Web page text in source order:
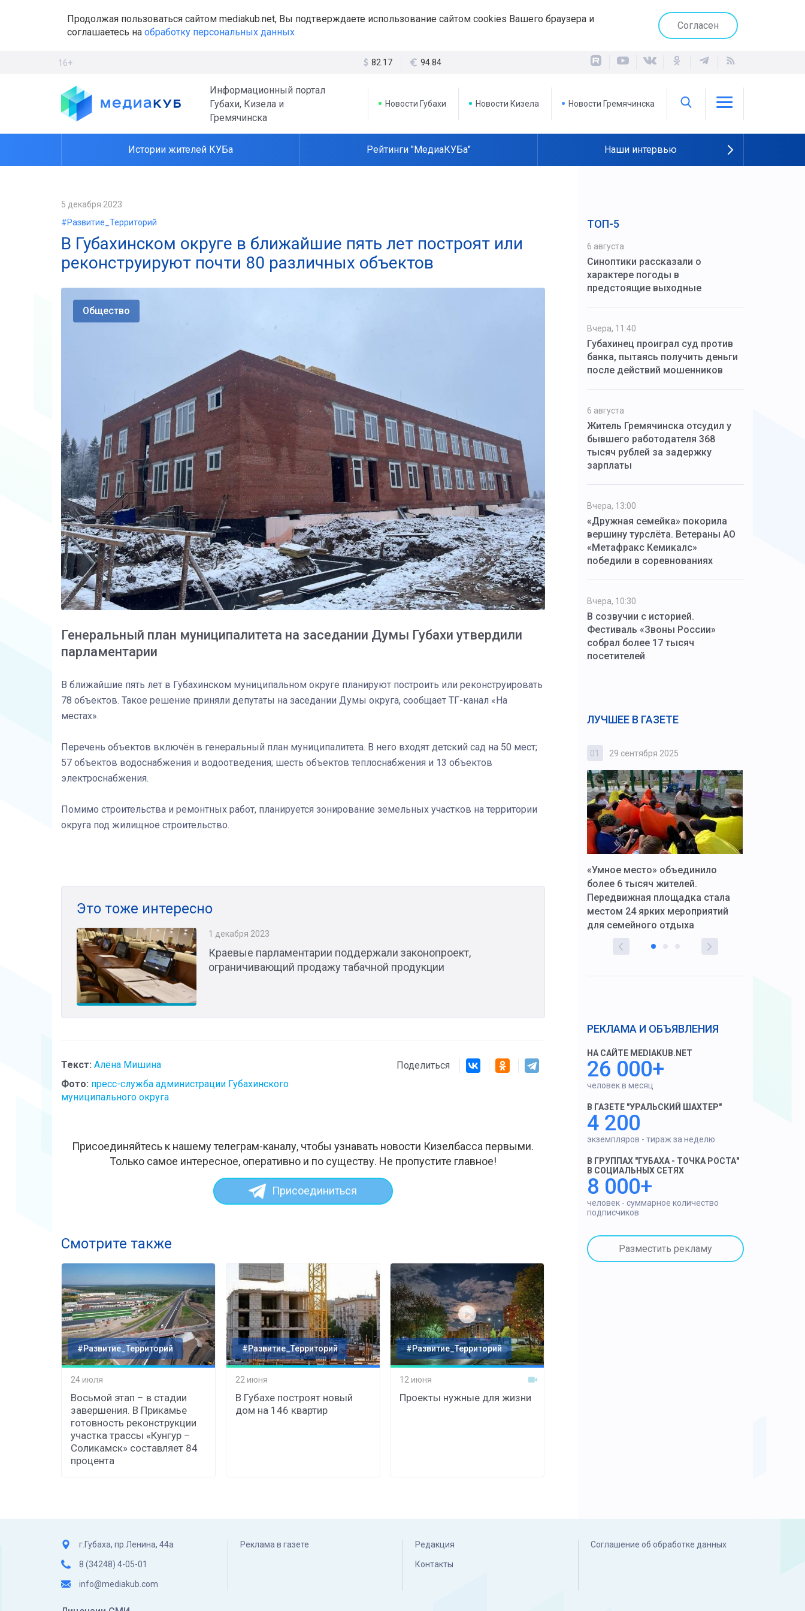
Продолжая пользоваться сайтом mediakub.net, Вы подтверждаете использование сайтом cookies Вашего браузера и
соглашаетесь на обработку персональных данных
Согласен
16+ 82.17 94.84
Информационный портал
Губахи, Кизела и
Гремячинска
Новости Губахи Новости Кизела Новости Гремячинска
Истории жителей КУБа Рейтинги "МедиаКУБа" Наши интервью
5 декабря 2023
#Развитие_Территорий
В Губахинском округе в ближайшие пять лет построят или
реконструируют почти 80 различных объектов
Общество
Генеральный план муниципалитета на заседании Думы Губахи утвердили
парламентарии
В ближайшие пять лет в Губахинском муниципальном округе планируют построить или реконструировать
78 объектов. Такое решение приняли депутаты на заседании Думы округа, сообщает ТГ-канал «На
местах».
Перечень объектов включён в генеральный план муниципалитета. В него входят детский сад на 50 мест;
57 объектов водоснабжения и водоотведения; шесть объектов теплоснабжения и 13 объектов
электроснабжения.
Помимо строительства и ремонтных работ, планируется зонирование земельных участков на территории
округа под жилищное строительство.
Это тоже интересно
1 декабря 2023
Краевые парламентарии поддержали законопроект,
ограничивающий продажу табачной продукции
Текст: Алёна Мишина
Фото: пресс-служба администрации Губахинского
муниципального округа
Поделиться
Присоединяйтесь к нашему телеграм-каналу, чтобы узнавать новости Кизелбасса первыми.
Только самое интересное, оперативно и по существу. Не пропустите главное!
Присоединиться
Смотрите также
#Развитие_Территорий
24 июля
Восьмой этап – в стадии
завершения. В Прикамье
готовность реконструкции
участка трассы «Кунгур –
Соликамск» составляет 84
процента
#Развитие_Территорий
22 июня
В Губахе построят новый
дом на 146 квартир
#Развитие_Территорий
12 июня
Проекты нужные для жизни
ТОП-5
6 августа
Синоптики рассказали о
характере погоды в
предстоящие выходные
Вчера, 11:40
Губахинец проиграл суд против
банка, пытаясь получить деньги
после действий мошенников
6 августа
Житель Гремячинска отсудил у
бывшего работодателя 368
тысяч рублей за задержку
зарплаты
Вчера, 13:00
«Дружная семейка» покорила
вершину турслёта. Ветераны АО
«Метафракс Кемикалс»
победили в соревнованиях
Вчера, 10:30
В созвучии с историей.
Фестиваль «Звоны России»
собрал более 17 тысяч
посетителей
ЛУЧШЕЕ В ГАЗЕТЕ
03 4 октября 2025
Коробов после возвращения со
01 29 сентября 2025
«Умное место» объединило
более 6 тысяч жителей.
Передвижная площадка стала
местом 24 ярких мероприятий
для семейного отдыха
РЕКЛАМА И ОБЪЯВЛЕНИЯ
НА САЙТЕ MEDIAKUB.NET
26 000+
человек в месяц
В ГАЗЕТЕ "УРАЛЬСКИЙ ШАХТЕР"
4 200
экземпляров - тираж за неделю
В ГРУППАХ "ГУБАХА - ТОЧКА РОСТА"
В СОЦИАЛЬНЫХ СЕТЯХ
8 000+
человек - суммарное количество
подписчиков
Разместить рекламу
г.Губаха, пр.Ленина, 44а
8 (34248) 4-05-01
info@mediakub.com
Реклама в газете Редакция
Контакты
Соглашение об обработке данных